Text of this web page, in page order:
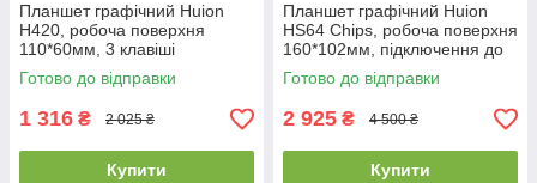
Планшет графічний Huion
H420, робоча поверхня
110*60мм, 3 клавіші
Готово до відправки
1 316 ₴ 2 025 ₴
Купити
Планшет графічний Huion
HS64 Chips, робоча поверхня
160*102мм, підключення до
Android, пасивне перо
Готово до відправки
2 925 ₴ 4 500 ₴
Купити